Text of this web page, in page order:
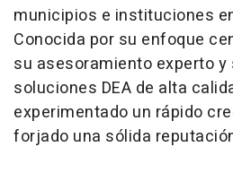
municipios e instituciones
Conocida por su enfoque
su asesoramiento experto y
soluciones DEA de alta
experimentado un rápido
forjado una sólida